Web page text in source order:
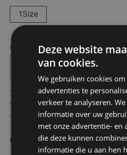
1Size
Op voorraad! bezorgd binnen 1 tot
In
Gratis verzending in België
Veilig online betalen
Advies op maat
Omschrijving
Deze website
van cookies.
We gebruiken cookies
advertenties te
verkeer te analyseren.
informatie over uw
met onze advertentie- en
die deze kunnen
informatie die u aan hen